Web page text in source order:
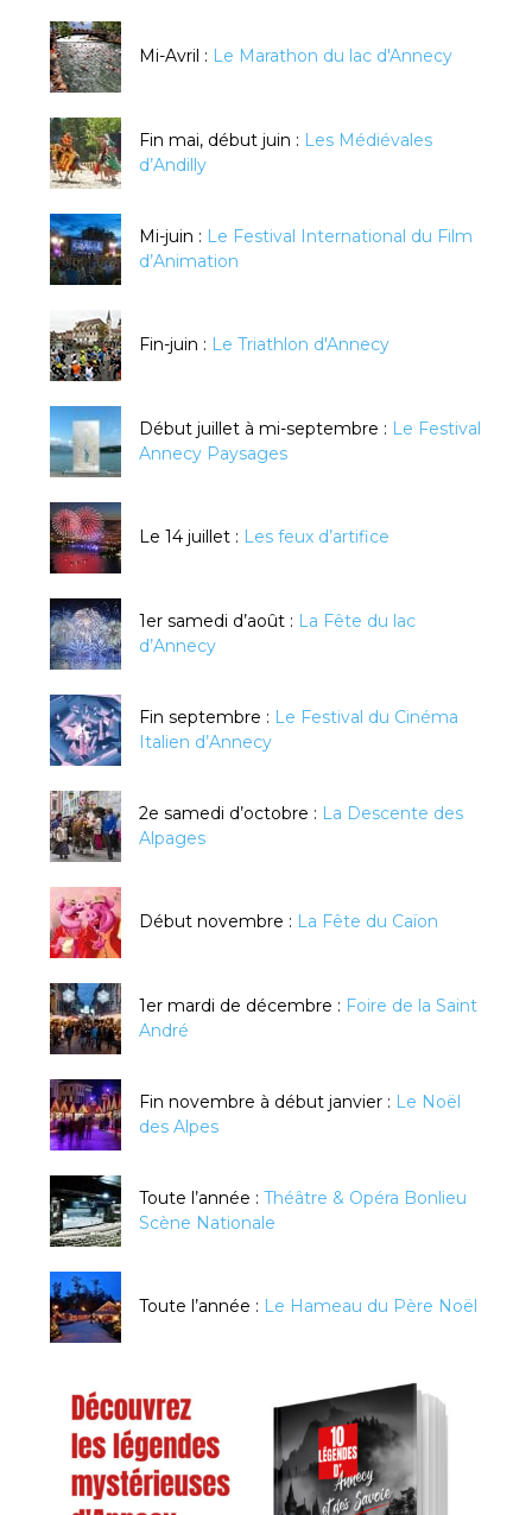
Mi-Avril : Le Marathon du lac d'Annecy
Fin mai, début juin : Les Médiévales
d’Andilly
Mi-juin : Le Festival International du Film
d’Animation
Fin-juin : Le Triathlon d'Annecy
Début juillet à mi-septembre : Le Festival
Annecy Paysages
Le 14 juillet : Les feux d’artifice
1er samedi d’août : La Fête du lac
d’Annecy
Fin septembre : Le Festival du Cinéma
Italien d’Annecy
2e samedi d’octobre : La Descente des
Alpages
Début novembre : La Fête du Caïon
1er mardi de décembre : Foire de la Saint
André
Fin novembre à début janvier : Le Noël
des Alpes
Toute l’année : Théâtre & Opéra Bonlieu
Scène Nationale
Toute l’année : Le Hameau du Père Noël